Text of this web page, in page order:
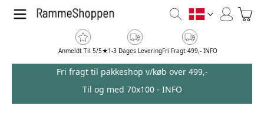
Skip to Content
DK
Anmeldt Til 5/5★1-3 Dages LeveringFri Fragt 499,- INFO
Fri fragt til pakkeshop v/køb over 499,-
Til og med 70x100 - INFO